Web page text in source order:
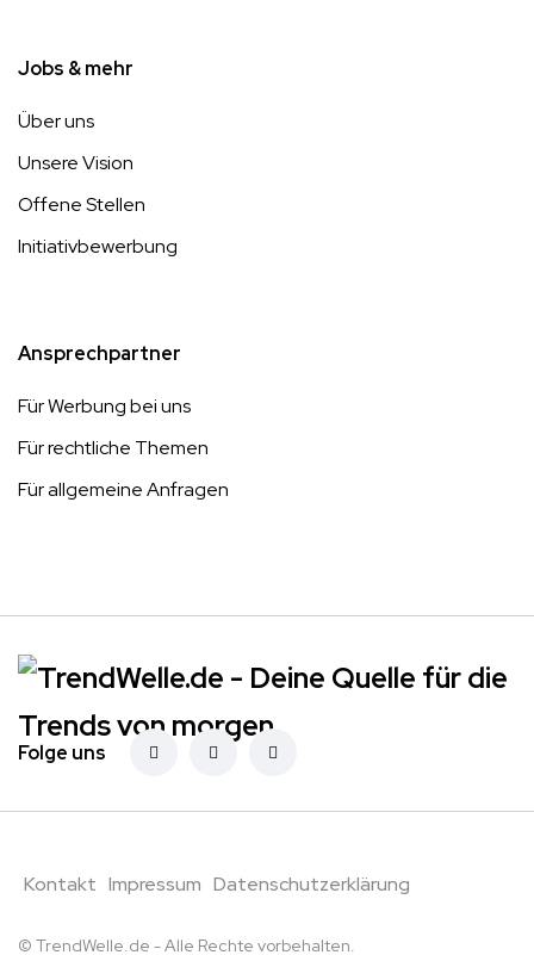
Jobs & mehr
Über uns
Unsere Vision
Offene Stellen
Initiativbewerbung
Ansprechpartner
Für Werbung bei uns
Für rechtliche Themen
Für allgemeine Anfragen
Folge uns
Kontakt Impressum Datenschutzerklärung
© TrendWelle.de - Alle Rechte vorbehalten.